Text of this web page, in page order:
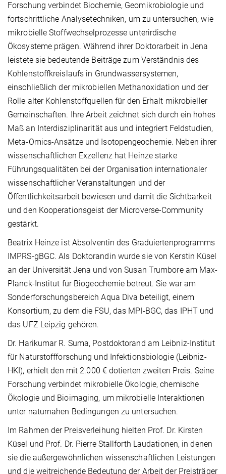
Forschung verbindet Biochemie, Geomikrobiologie und
fortschrittliche Analysetechniken, um zu untersuchen, wie
mikrobielle Stoffwechselprozesse unterirdische
Ökosysteme prägen. Während ihrer Doktorarbeit in Jena
leistete sie bedeutende Beiträge zum Verständnis des
Kohlenstoffkreislaufs in Grundwassersystemen,
einschließlich der mikrobiellen Methanoxidation und der
Rolle alter Kohlenstoffquellen für den Erhalt mikrobieller
Gemeinschaften. Ihre Arbeit zeichnet sich durch ein hohes
Maß an Interdisziplinarität aus und integriert Feldstudien,
Meta-Omics-Ansätze und Isotopengeochemie. Neben ihrer
wissenschaftlichen Exzellenz hat Heinze starke
Führungsqualitäten bei der Organisation internationaler
wissenschaftlicher Veranstaltungen und der
Öffentlichkeitsarbeit bewiesen und damit die Sichtbarkeit
und den Kooperationsgeist der Microverse-Community
gestärkt.
Beatrix Heinze ist Absolventin des Graduiertenprogramms
IMPRS-gBGC. Als Doktorandin wurde sie von Kerstin Küsel
an der Universität Jena und von Susan Trumbore am Max-
Planck-Institut für Biogeochemie betreut. Sie war am
Sonderforschungsbereich Aqua Diva beteiligt, einem
Konsortium, zu dem die FSU, das MPI-BGC, das IPHT und
das UFZ Leipzig gehören.
Dr. Harikumar R. Suma, Postdoktorand am Leibniz-Institut
für Naturstoffforschung und Infektionsbiologie (Leibniz-
HKI), erhielt den mit 2.000 € dotierten zweiten Preis. Seine
Forschung verbindet mikrobielle Ökologie, chemische
Ökologie und Bioimaging, um mikrobielle Interaktionen
unter naturnahen Bedingungen zu untersuchen.
Im Rahmen der Preisverleihung hielten Prof. Dr. Kirsten
Küsel und Prof. Dr. Pierre Stallforth Laudationen, in denen
sie die außergewöhnlichen wissenschaftlichen Leistungen
und die weitreichende Bedeutung der Arbeit der Preisträger